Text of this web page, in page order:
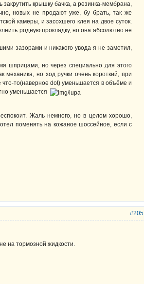
закрутить крышку бачка, а резинка-мембрана,
новых не продают уже, бу брать, так же
камеры, и засохшего клея на двое суток.
родную прокладку, но она абсолютно не
зазорами и никакого увода я не заметил,
шприцами, но через специально для этого
но ход ручки очень короткий, при
то(наверное dot) уменьшается в объёме и
уменьшается
Жаль немного, но в целом хорошо,
поменять на кожаное шоссейное, если с
#205
на тормозной жидкости.